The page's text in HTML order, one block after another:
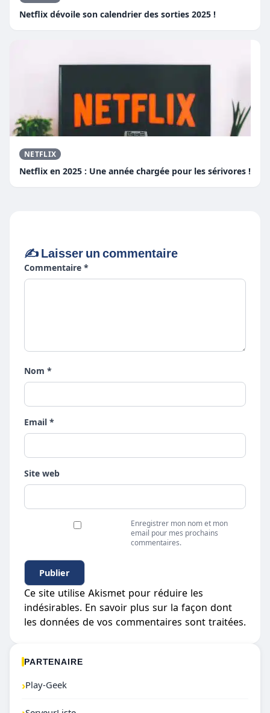
Netflix dévoile son calendrier des sorties 2025 !
NETFLIX
Netflix en 2025 : Une année chargée pour les sérivores !
✍️ Laisser un commentaire
Commentaire *
Nom *
Email *
Site web
Enregistrer mon nom et mon
email pour mes prochains
commentaires.
Ce site utilise Akismet pour réduire les
indésirables. En savoir plus sur la façon dont
les données de vos commentaires sont traitées.
PARTENAIRE
›Play-Geek